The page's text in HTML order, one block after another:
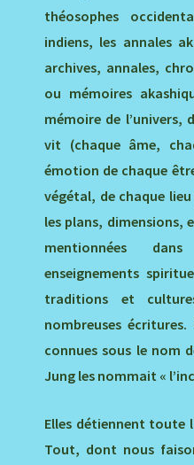
théosophes
indiens, les annales
archives, annales,
ou mémoires
mémoire de
vit (chaque âme,
émotion de chaque
végétal, de chaque
les plans, dimensions,
mentionnées
enseignements
traditions et
nombreuses
connues sous le nom
Jung les nommait «
Elles détiennent toute
Tout, dont nous